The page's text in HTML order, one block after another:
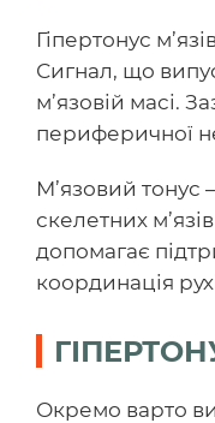
Гіпертонус
Сигнал, що
м’язовій масі.
периферичної
М’язовий тонус
скелетних
допомагає
координація
Окремо варто